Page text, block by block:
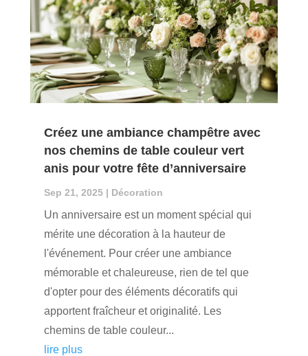
Créez une ambiance champêtre avec
nos chemins de table couleur vert
anis pour votre fête d’anniversaire
Sep 21, 2025| Décoration
Un anniversaire est un moment spécial qui
mérite une décoration à la hauteur de
l'événement. Pour créer une ambiance
mémorable et chaleureuse, rien de tel que
d'opter pour des éléments décoratifs qui
apportent fraîcheur et originalité. Les
chemins de table couleur...
lire plus